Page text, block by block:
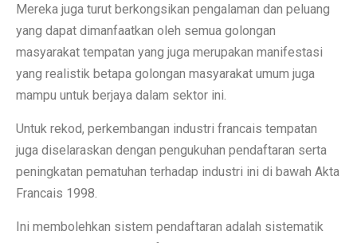
Mereka juga turut berkongsikan pengalaman dan peluang
yang dapat dimanfaatkan oleh semua golongan
masyarakat tempatan yang juga merupakan manifestasi
yang realistik betapa golongan masyarakat umum juga
mampu untuk berjaya dalam sektor ini.
Untuk rekod, perkembangan industri francais tempatan
juga diselaraskan dengan pengukuhan pendaftaran serta
peningkatan pematuhan terhadap industri ini di bawah Akta
Francais 1998.
Ini membolehkan sistem pendaftaran adalah sistematik